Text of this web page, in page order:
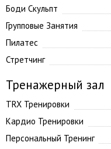
Боди Скульпт
Групповые Занятия
Пилатес
Стретчинг
Тренажерный зал
TRX Тренировки
Кардио Тренировки
Персональный Тренинг